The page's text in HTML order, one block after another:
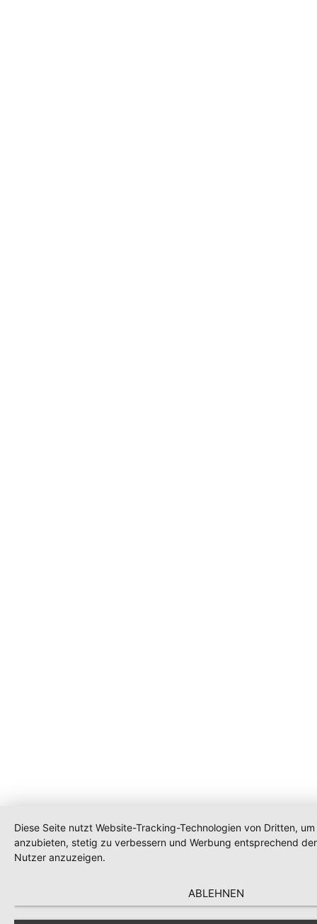
Diese Seite nutzt Website-Tracking-Technologien von Dritten,
anzubieten, stetig zu verbessern und Werbung entsprechend
Nutzer anzuzeigen.
ABLEHNEN